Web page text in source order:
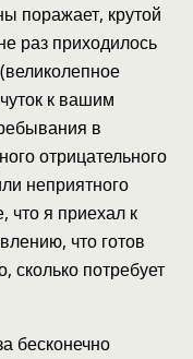
поражает, крутой
раз приходилось
к вашим
в
отрицательного
неприятного
что я приехал к
что готов
сколько потребует
бесконечно